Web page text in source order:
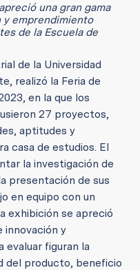
una gran gama
emprendimiento
de la Escuela de
de la Universidad
realizó la Feria de
en la que los
27 proyectos,
aptitudes y
casa de estudios. El
la investigación de
presentación de sus
en equipo con un
exhibición se apreció
innovación y
evaluar figuran la
del producto, beneficio